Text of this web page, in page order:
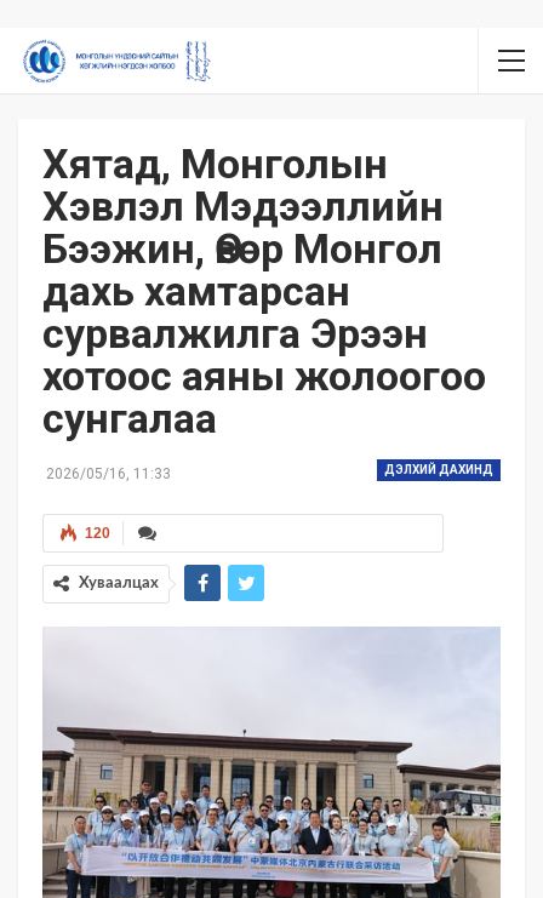
Хятад, Монголын
Хэвлэл Мэдээллийн
Бээжин, Өвөр Монгол
дахь хамтарсан
сурвалжилга Эрээн
хотоос аяны жолоогоо
сунгалаа
ДЭЛХИЙ ДАХИНД
2026/05/16, 11:33
120
Хуваалцах